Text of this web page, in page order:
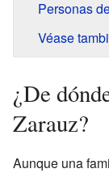
Personas
Véase
¿De
Zarauz?
Aunque una